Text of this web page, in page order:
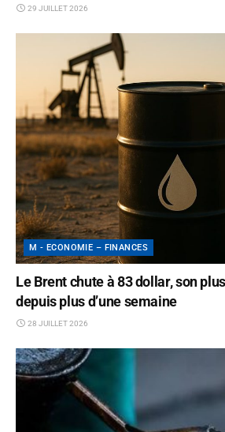
29 JUILLET 2026
M - ECONOMIE – FINANCES
Le Brent chute à 83 dollar, son
depuis plus d’une semaine
28 JUILLET 2026